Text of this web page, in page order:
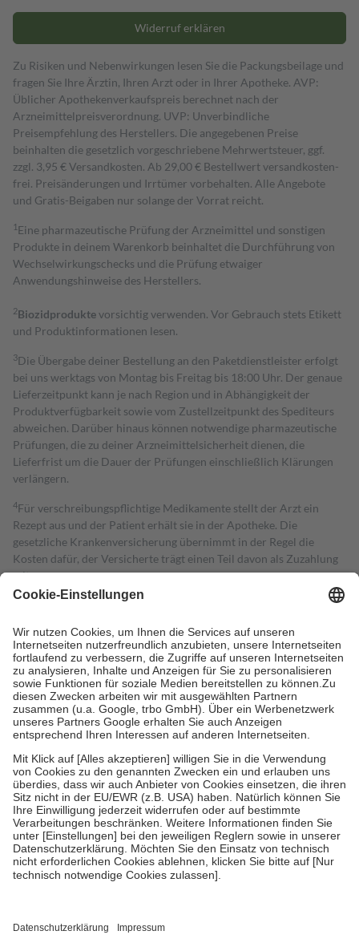
Widerruf erklären
Zu Risiken und Nebenwirkungen lesen Sie die Packungsbeilage und
fragen Sie Ihre Ärztin, Ihren Arzt oder in Ihrer Apotheke. AVP:
Üblicher Apothekenverkaufspreis berechnet nach der
Arzneimittelpreisverordnung. UVP: Unverbindliche
Preisempfehlung des Herstellers. Die angegebenen Preise
beinhalten die gesetzlich vorgeschriebene Mehrwertsteuer, ggf.
zzgl. 3,95 € Versandkosten. Ab 29,00 € Bestell­wert versand­kosten­
frei. Preisänderungen und Irrtümer vorbehalten. Alle Angebote
und Gratis-Beigaben nur solange der Vorrat reicht.
1 Eine pharmazeutische Prüfung der Arzneimittel und sonstigen
Produkte in deinem Warenkorb beinhaltet die Durchführung von
Wechselwirkungschecks und die Prüfung etwaiger
Anwendungshinweise des Herstellers.
2Biozidproduktevorsichtig verwenden. Vor Gebrauch stets Etikett
und Produktinformationen lesen.
3Die Übergabe deiner Bestellung an den Paketdienstleister erfolgt
bei uns werktags von Montag bis Freitag bis 18:00 Uhr. Der genaue
Lieferzeitpunkt kann je nach Region und in Abhängigkeit der
Produktverfügbarkeit sowie vom Zustellzeitpunkt des Spediteurs
abweichen. Darüber hinaus können notwendige pharmazeutische
Prüfungen, die zu deiner Arzneimittelsicherheit dienen, die
Lieferfrist um die Dauer der Prüfungen einschließlich Klärungen
verlängern.
4Für verschreibungspflichtige Medikamente stellt der Arzt ein
Rezept aus und der Patient erhält sie in der Apotheke. Die
gesetzliche Krankenversicherung übernimmt in der Regel die
Kosten dafür, der Versicherte trägt einen Teil davon als Zuzahlung
mit.
Grundsätzlich leisten Mitglieder Zuzahlungen in Höhe von zehn
höchstens zehn Euro.
Es sind jedoch nie mehr als die tatsächlichen
Kosten der Leistung zu entrichten.
Diese Regeln gelten grundsätzlich auch für Online-Apotheken.
Bei Heilmitteln und häuslicher Krankenpflege beträgt die
Zuzahlung zehn Prozent der Kosten sowie zehn Euro je
Verordnung.
Um das Engagement der Versicherten für ihre eigene Gesundheit zu
stärken und die besondere Stellung der Familie zu unterstützen,
fallenkeine Zuzahlungenan bei:
• Kindern und Jugendlichen bis zum vollendeten 18. Lebensjahr
mit Ausnahme der Fahrkosten
• Untersuchungen zur Vorsorge und Früherkennung, die von der
GKV getragen werden
• empfohlenen Schutzimpfungen
• Harn- und Blutteststreifen
getroffen, um sicherzustellen, dass es sich um echte Bewertungen